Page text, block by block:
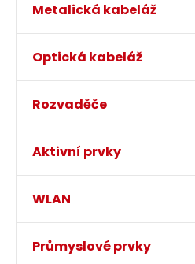
Metalická kabeláž
Optická kabeláž
Rozvaděče
Aktivní prvky
WLAN
Průmyslové prvky